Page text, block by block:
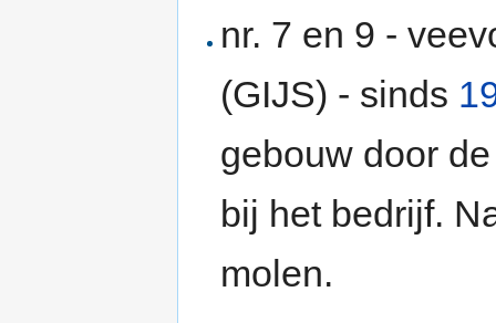
nr. 7 en 9 -
(GIJS) - sinds
gebouw door
bij het bedrijf.
molen.